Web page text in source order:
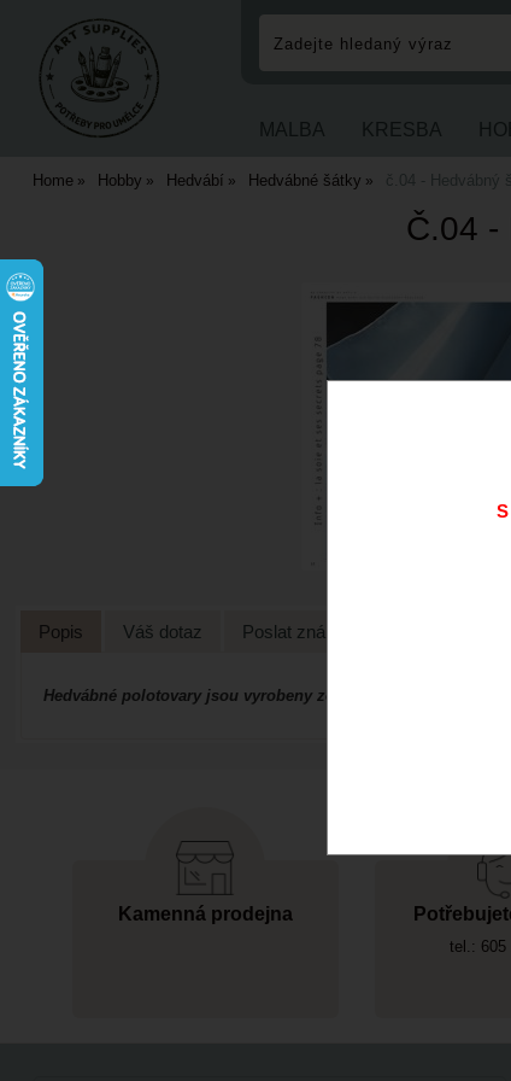
MALBA KRESBA
Home Hobby Hedvábí Hedvábné šátky č.04 - Hedvábný
Č.04 -
Popis Váš dotaz Poslat známénu
Hedvábné polotovary jsou vyrobeny ze 100% hedvábí. Ponge 5
Kamenná prodejna
tel.: 605